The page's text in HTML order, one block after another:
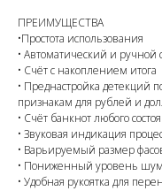
ПРЕИМУЩЕСТВА
•Простота использования
• Автоматический и ручной
• Счёт с накоплением итога
• Преднастройка детекций
признакам для рублей и
• Счёт банкнот любого
• Звуковая индикация
• Варьируемый размер
• Пониженный уровень
• Удобная рукоятка для